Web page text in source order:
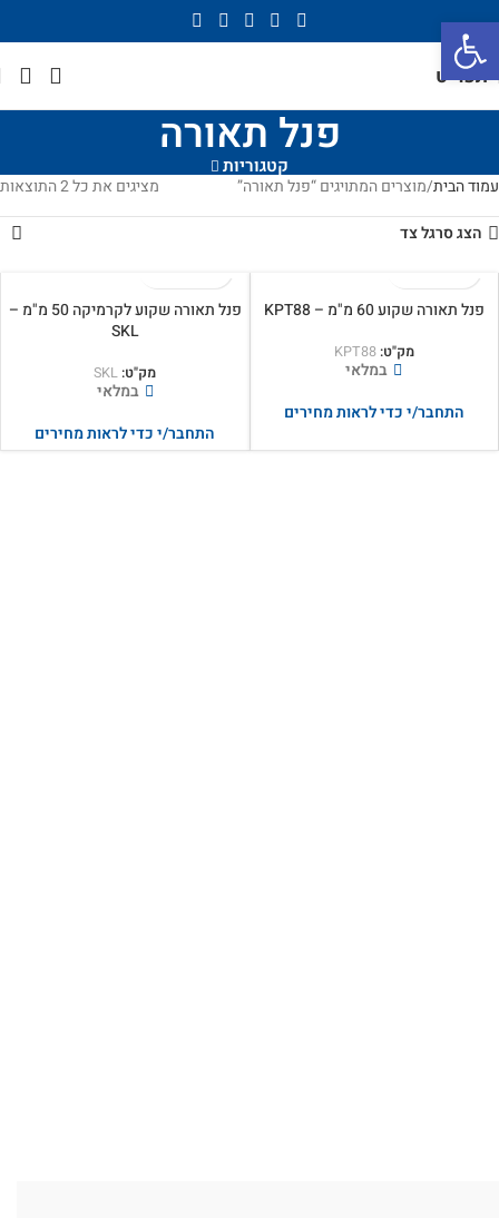
תפריט
פנל תאורה
קטגוריות
עמוד הבית מוצרים המתויגים “פנל תאורה”
מציגים את כל ⁦2⁩ התוצאות
הצג סרגל צד
פנל תאורה שקוע 60 מ"מ – KPT88
מק"ט:KPT88
במלאי
התחבר/י כדי לראות מחירים
פנל תאורה שקוע לקרמיקה 50 מ"מ –
SKL
מק"ט: SKL
במלאי
התחבר/י כדי לראות מחירים
פתח סרגל נגישות